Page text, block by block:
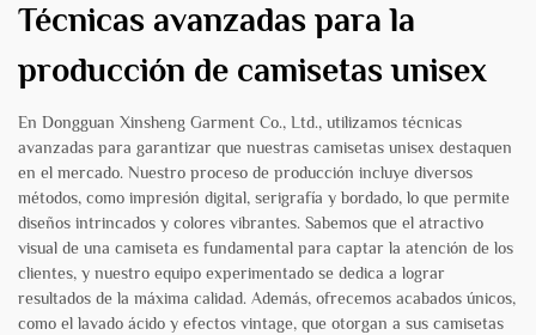
Técnicas avanzadas para la
producción de camisetas unisex
En Dongguan Xinsheng Garment Co., Ltd., utilizamos técnicas
avanzadas para garantizar que nuestras camisetas unisex destaquen
en el mercado. Nuestro proceso de producción incluye diversos
métodos, como impresión digital, serigrafía y bordado, lo que permite
diseños intrincados y colores vibrantes. Sabemos que el atractivo
visual de una camiseta es fundamental para captar la atención de los
clientes, y nuestro equipo experimentado se dedica a lograr
resultados de la máxima calidad. Además, ofrecemos acabados únicos,
como el lavado ácido y efectos vintage, que otorgan a sus camisetas